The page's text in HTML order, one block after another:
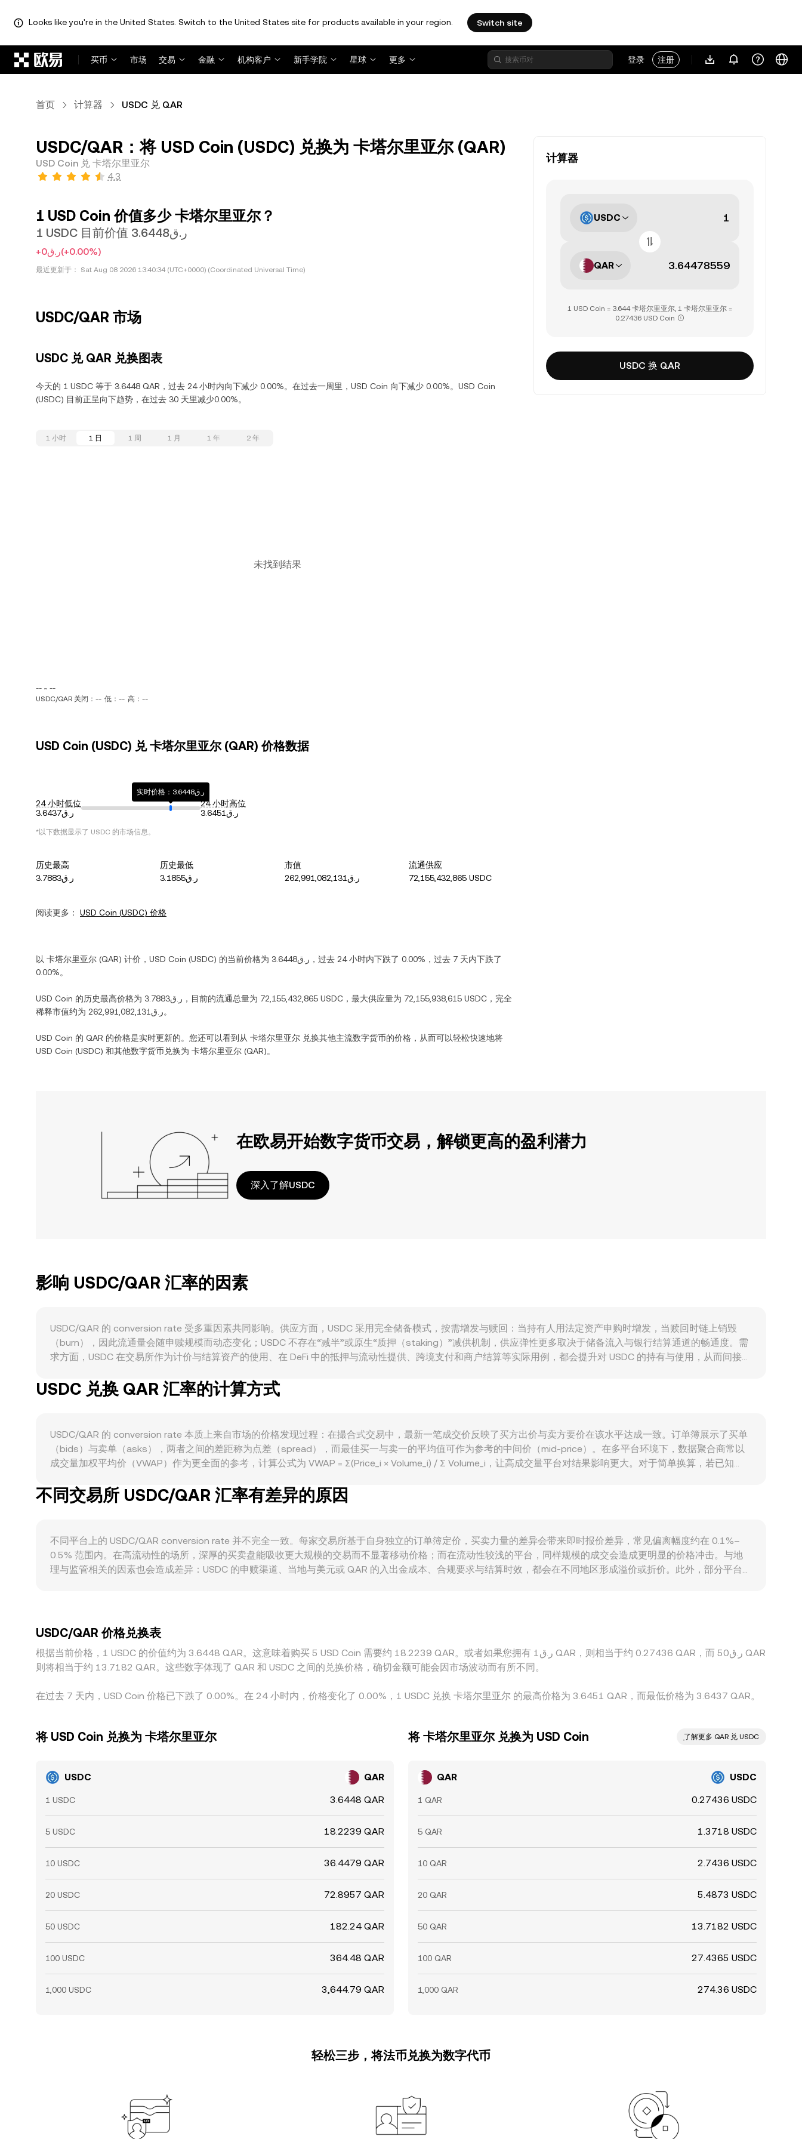
Looks like you're in the United States. Switch to the United States site for products available in your region. Switch site
买币
市场 交易 金融 机构客户 新手学院 星球 更多 登录 注册
首页 计算器 USDC 兑 QAR
USDC/QAR：将 USD Coin (USDC) 兑换为 卡塔尔里亚尔 (QAR)
USD Coin 兑 卡塔尔里亚尔
4.3
1 USD Coin 价值多少 卡塔尔里亚尔？
1 USDC 目前价值 ر.ق3.6448
+ر.ق0(+0.00%)
最近更新于： Sat Aug 08 2026 13:40:34 (UTC+0000) (Coordinated Universal Time)
USDC/QAR 市场
USDC 兑 QAR 兑换图表
今天的 1 USDC 等于 3.6448 QAR，过去 24 小时内向下减少 0.00%。在过去一周里，USD Coin 向下减少 0.00%。USD Coin
(USDC) 目前正呈向下趋势，在过去 30 天里减少0.00%。
1 小时 1 日 1 周 1 月 1 年 2 年
未找到结果
-- ~ --
USDC/QAR 关闭：-- 低：-- 高：--
USD Coin (USDC) 兑 卡塔尔里亚尔 (QAR) 价格数据
24 小时低位
ر.ق3.6437
实时价格：ر.ق3.6448
24 小时高位
ر.ق3.6451
*以下数据显示了 USDC 的市场信息。
历史最高
ر.ق3.7883
历史最低
ر.ق3.1855
市值
ر.ق262,991,082,131
流通供应
72,155,432,865 USDC
阅读更多： USD Coin (USDC) 价格
以 卡塔尔里亚尔 (QAR) 计价， USD Coin (USDC) 的当前价格为 ر.ق3.6448 ，过去 24 小时内下跌了 0.00% ，过去 7 天内下跌了
0.00%。
USD Coin 的历史最高价格为 ر.ق3.7883 ，目前的流通总量为 72,155,432,865 USDC ，最大供应量为 72,155,938,615 USDC ，完全
稀释市值约为
ر.ق262,991,082,131。
USD Coin 的 QAR 的价格是实时更新的。您还可以看到从 卡塔尔里亚尔 兑换其他主流数字货币的价格，从而可以轻松快速地将
USD Coin (USDC) 和其他数字货币兑换为 卡塔尔里亚尔 (QAR)。
计算器
USDC
QAR
1 USD Coin = 3.644 卡塔尔里亚尔, 1 卡塔尔里亚尔 =
0.27436 USD Coin
USDC 换 QAR
在欧易开始数字货币交易，解锁更高的盈利潜力
深入了解USDC
影响 USDC/QAR 汇率的因素
USDC/QAR 的 conversion rate 受多重因素共同影响。供应方面，USDC 采用完全储备模式，按需增发与赎回：当持有人用法定资产申购时增发，当赎回时链上销毁
（burn），因此流通量会随申赎规模而动态变化；USDC 不存在“减半”或原生“质押（staking）”减供机制，供应弹性更多取决于储备流入与银行结算通道的畅通度。需
求方面，USDC 在交易所作为计价与结算资产的使用、在 DeFi 中的抵押与流动性提供、跨境支付和商户结算等实际用例，都会提升对 USDC 的持有与使用，从而间接影
相对报价形成支撑。另一方面，卡塔尔里亚尔（QAR）的强弱、与美元挂钩框架的稳定性、当地利率与监管环境也会透过定价与资金进出成本影响 USDC/QAR。监管事
件方面，稳定币法规进展（如欧盟 MiCA、美国稳定币法案动向）、发行方储备透明度报告、对不合规地址的黑名单措施或银行合作伙伴变动，均可能改变市场对 USDC
流动性的阶段性偏移，都会在短期内放大 USDC/QAR 的波动。
USDC 兑换 QAR 汇率的计算方式
USDC/QAR 的 conversion rate 本质上来自市场的价格发现过程：在撮合式交易中，最新一笔成交价反映了买方出价与卖方要价在该水平达成一致。订单簿展示了买单
（bids）与卖单（asks），两者之间的差距称为点差（spread），而最佳买一与卖一的平均值可作为参考的中间价（mid-price）。在多平台环境下，数据聚合商常以
成交量加权平均价（VWAP）作为更全面的参考，计算公式为 VWAP = Σ(Price_i × Volume_i) / Σ Volume_i，让高成交量平台对结果影响更大。对于简单换算，若已知
（AMM）池进行定价，遵循 x × y = k 的恒定乘积公式，其中池内两种资产储备量决定边际价格，价格可近似理解为 y/x；当有大额交易时，池子相对储备的变化会推动
价格沿曲线滑动，从而影响即时 conversion rate。
不同交易所 USDC/QAR 汇率有差异的原因
不同平台上的 USDC/QAR conversion rate 并不完全一致。每家交易所基于自身独立的订单簿定价，买卖力量的差异会带来即时报价差异，常见偏离幅度约在 0.1%–
0.5% 范围内。在高流动性的场所，深厚的买卖盘能吸收更大规模的交易而不显著移动价格；而在流动性较浅的平台，同样规模的成交会造成更明显的价格冲击。与地
理与监管相关的因素也会造成差异：USDC 的申赎渠道、当地与美元或 QAR 的入出金成本、合规要求与结算时效，都会在不同地区形成溢价或折价。此外，部分平台对
USDC/QAR 价格兑换表
根据当前价格，1 USDC 的价值约为 3.6448 QAR。这意味着购买 5 USD Coin 需要约 18.2239 QAR。或者如果您拥有 ر.ق1 QAR，则相当于约 0.27436 QAR，而 ر.ق50 QAR
则将相当于约 13.7182 QAR。这些数字体现了 QAR 和 USDC 之间的兑换价格，确切金额可能会因市场波动而有所不同。
在过去 7 天内，USD Coin 价格已下跌了 0.00%。在 24 小时内，价格变化了 0.00%，1 USDC 兑换 卡塔尔里亚尔 的最高价格为 3.6451 QAR，而最低价格为 3.6437 QAR。
将 USD Coin 兑换为 卡塔尔里亚尔
USDC QAR
1 USDC 3.6448 QAR
5 USDC 18.2239 QAR
10 USDC 36.4479 QAR
20 USDC 72.8957 QAR
50 USDC 182.24 QAR
100 USDC 364.48 QAR
1,000 USDC 3,644.79 QAR
将 卡塔尔里亚尔 兑换为 USD Coin ִִִִִִִִִִִִִִִִִִִִִִִִִִִִִִִִִִִִִִִִִִִִִִִ了解更多 QAR 兑 USDC
QAR USDC
1 QAR 0.27436 USDC
5 QAR 1.3718 USDC
10 QAR 2.7436 USDC
20 QAR 5.4873 USDC
50 QAR 13.7182 USDC
100 QAR 27.4365 USDC
1,000 QAR 274.36 USDC
轻松三步，将法币兑换为数字代币